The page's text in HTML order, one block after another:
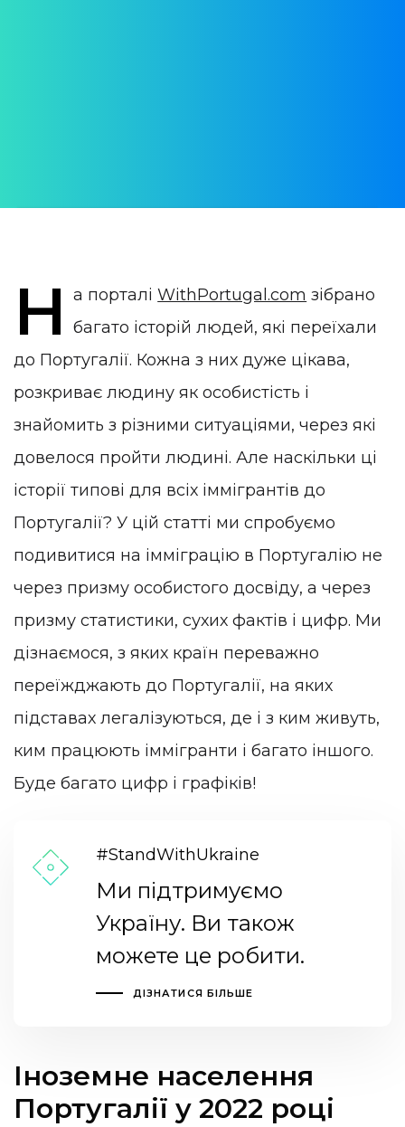
29 September 2023
Н а порталіWithPortugal.com зібрано
багато історій людей, які переїхали
до Португалії. Кожна з них дуже цікава,
розкриває людину як особистість і
знайомить з різними ситуаціями, через які
довелося пройти людині. Але наскільки ці
історії типові для всіх іммігрантів до
Португалії? У цій статті ми спробуємо
подивитися на імміграцію в Португалію не
через призму особистого досвіду, а через
призму статистики, сухих фактів і цифр. Ми
дізнаємося, з яких країн переважно
переїжджають до Португалії, на яких
підставах легалізуються, де і з ким живуть,
ким працюють іммігранти і багато іншого.
Буде багато цифр і графіків!
#StandWithUkraine
Ми підтримуємо
Україну. Ви також
можете це робити.
ДІЗНАТИСЯ БІЛЬШЕ
Іноземне населення
Португалії у 2022 році